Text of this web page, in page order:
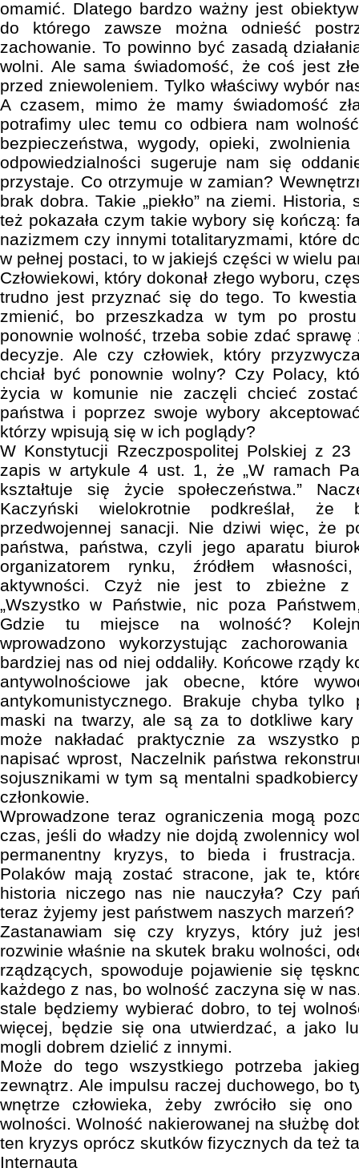
omamić. Dlatego bardzo ważny jest
do którego zawsze można odnieść
zachowanie. To powinno być zasadą
wolni. Ale sama świadomość, że coś jest
przed zniewoleniem. Tylko właściwy wybór
A czasem, mimo że mamy świadomość
potrafimy ulec temu co odbiera nam
bezpieczeństwa, wygody, opieki,
odpowiedzialności sugeruje nam się
przystaje. Co otrzymuje w zamian?
brak dobra. Takie „piekło” na ziemi.
też pokazała czym takie wybory się kończą:
nazizmem czy innymi totalitaryzmami, które
w pełnej postaci, to w jakiejś części w wielu
Człowiekowi, który dokonał złego wyboru,
trudno jest przyznać się do tego. To
zmienić, bo przeszkadza w tym po
ponownie wolność, trzeba sobie zdać sprawę
decyzje. Ale czy człowiek, który
chciał być ponownie wolny? Czy Polacy,
życia w komunie nie zaczęli chcieć
państwa i poprzez swoje wybory
którzy wpisują się w ich poglądy?
W Konstytucji Rzeczpospolitej Polskiej z
zapis w artykule 4 ust. 1, że „W ramach
kształtuje się życie społeczeństwa.”
Kaczyński wielokrotnie podkreślał,
przedwojennej sanacji. Nie dziwi więc, że
państwa, państwa, czyli jego aparatu
organizatorem rynku, źródłem
aktywności. Czyż nie jest to zbieżne z
„Wszystko w Państwie, nic poza
Gdzie tu miejsce na wolność?
wprowadzono wykorzystując
bardziej nas od niej oddaliły. Końcowe rządy
antywolnościowe jak obecne, które
antykomunistycznego. Brakuje chyba tylko
maski na twarzy, ale są za to dotkliwe kary
może nakładać praktycznie za wszystko
napisać wprost, Naczelnik państwa
sojusznikami w tym są mentalni
członkowie.
Wprowadzone teraz ograniczenia mogą
czas, jeśli do władzy nie dojdą zwolennicy
permanentny kryzys, to bieda i
Polaków mają zostać stracone, jak te,
historia niczego nas nie nauczyła? Czy
teraz żyjemy jest państwem naszych marzeń?
Zastanawiam się czy kryzys, który już
rozwinie właśnie na skutek braku wolności,
rządzących, spowoduje pojawienie się
każdego z nas, bo wolność zaczyna się w
stale będziemy wybierać dobro, to tej
więcej, będzie się ona utwierdzać, a jako
mogli dobrem dzielić z innymi.
Może do tego wszystkiego potrzeba
zewnątrz. Ale impulsu raczej duchowego, bo
wnętrze człowieka, żeby zwróciło się
wolności. Wolność nakierowanej na służbę
ten kryzys oprócz skutków fizycznych da też
Internauta